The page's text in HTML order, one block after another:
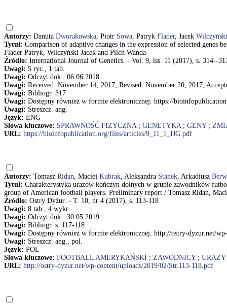
Autorzy: Danuta Dworakowska, Piotr Sowa, Patryk Flader, Jacek Wilczyński
Tytuł: Comparison of adaptive changes in the expression of selected genes
Flader Patryk, Wilczyński Jacek and Pilch Wanda
Źródło: International Journal of Genetics. - Vol. 9, iss. 11 (2017), s. 314--
Uwagi: 5 ryc., 1 tab.
Uwagi: Odczyt dok.: 06.06.2018
Uwagi: Received: November 14, 2017; Revised: November 20, 2017;
Uwagi: Bibliogr. 317
Uwagi: Dostępny również w formie elektronicznej: https://
Uwagi: Streszcz. ang.
Język: ENG
Słowa kluczowe: SPRAWNOŚĆ FIZYCZNA; GENETYKA; GENY;
URL: https://bioinfopublication.org/files/articles/9_11_1_IJG.pdf
Autorzy: Tomasz Ridan, Maciej Kubrak, Aleksandra Stanek, Arkadiusz
Tytuł: Charakterystyka urazów kończyn dolnych w grupie zawodników
group of American football players. Preliminary report / Tomasz Ridan,
Źródło: Ostry Dyżur. - T. 10, nr 4 (2017), s. 113-118
Uwagi: 8 tab., 4 wykr.
Uwagi: Odczyt dok.: 30.05.2019
Uwagi: Bibliogr. s. 117-118
Uwagi: Dostępny również w formie elektronicznej: http://ostry-dyzur.net/
Uwagi: Streszcz. ang., pol.
Język: POL
Słowa kluczowe: FOOTBALL AMERYKAŃSKI ; ZAWODNICY; URAZY
URL: http://ostry-dyzur.net/wp-content/uploads/2019/02/Str.113-118.pdf